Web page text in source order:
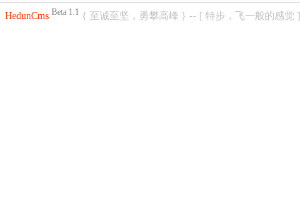
HedunCms Beta 1.1 { 至诚至坚，勇攀高峰 } -- [ 特步，飞一般的感觉 ]